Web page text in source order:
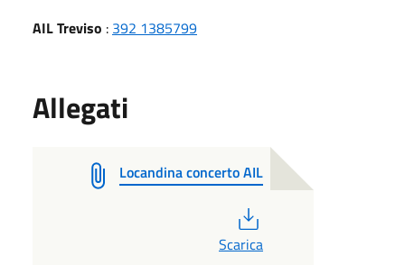
AIL Treviso : 392 1385799
Allegati
Locandina concerto AIL
Scarica